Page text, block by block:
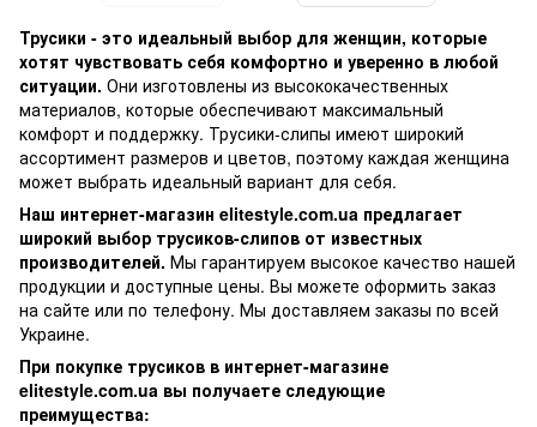
Трусики - это идеальный выбор для женщин, которые
хотят чувствовать себя комфортно и уверенно в любой
ситуации. Они изготовлены из высококачественных
материалов, которые обеспечивают максимальный
комфорт и поддержку. Трусики-слипы имеют широкий
ассортимент размеров и цветов, поэтому каждая женщина
может выбрать идеальный вариант для себя.
Наш интернет-магазин elitestyle.com.ua предлагает
широкий выбор трусиков-слипов от известных
производителей. Мы гарантируем высокое качество нашей
продукции и доступные цены. Вы можете оформить заказ
на сайте или по телефону. Мы доставляем заказы по всей
Украине.
При покупке трусиков в интернет-магазине
elitestyle.com.ua вы получаете следующие
преимущества: